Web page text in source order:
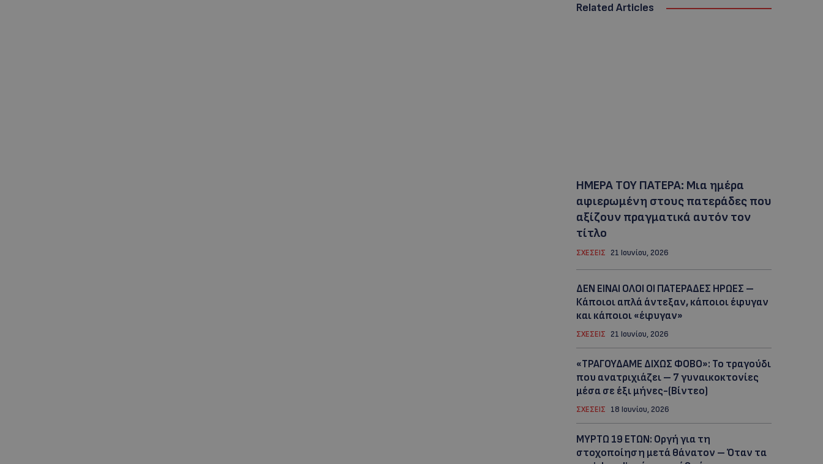
Related Articles
ΗΜΕΡΑ ΤΟΥ ΠΑΤΕΡΑ: Μια ημέρα
αφιερωμένη στους πατεράδες που
αξίζουν πραγματικά αυτόν τον
τίτλο
ΣΧΕΣΕΙΣ 21 Ιουνίου, 2026
ΔΕΝ ΕΙΝΑΙ ΟΛΟΙ ΟΙ ΠΑΤΕΡΑΔΕΣ ΗΡΩΕΣ –
Κάποιοι απλά άντεξαν, κάποιοι έφυγαν
και κάποιοι «έφυγαν»
ΣΧΕΣΕΙΣ 21 Ιουνίου, 2026
«ΤΡΑΓΟΥΔΑΜΕ ΔΙΧΩΣ ΦΟΒΟ»: Το τραγούδι
που ανατριχιάζει – 7 γυναικοκτονίες
μέσα σε έξι μήνες-(Βίντεο)
ΣΧΕΣΕΙΣ 18 Ιουνίου, 2026
ΜYΡΤΩ 19 ΕΤΩΝ: Οργή για τη
στοχοποίηση μετά θάνατον – Όταν τα